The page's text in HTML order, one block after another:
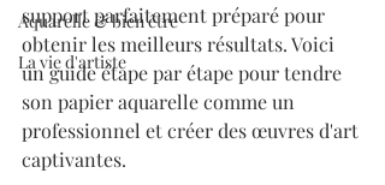
Aquarelle & bien être
La vie d'artiste
support parfaitement préparé pour
obtenir les meilleurs résultats. Voici
un guide étape par étape pour tendre
son papier aquarelle comme un
professionnel et créer des œuvres d'art
captivantes.